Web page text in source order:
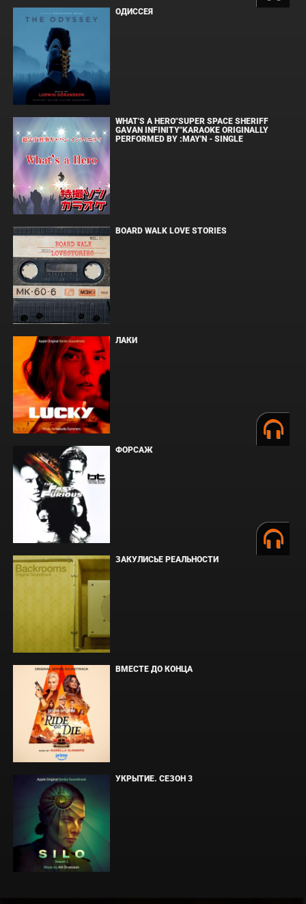
ОДИССЕЯ
WHAT'S A HERO"SUPER SPACE SHERIFF
GAVAN INFINITY"KARAOKE ORIGINALLY
PERFORMED BY :MAY'N - SINGLE
BOARD WALK LOVE STORIES
ЛАКИ
ФОРСАЖ
ЗАКУЛИСЬЕ РЕАЛЬНОСТИ
ВМЕСТЕ ДО КОНЦА
УКРЫТИЕ. СЕЗОН 3